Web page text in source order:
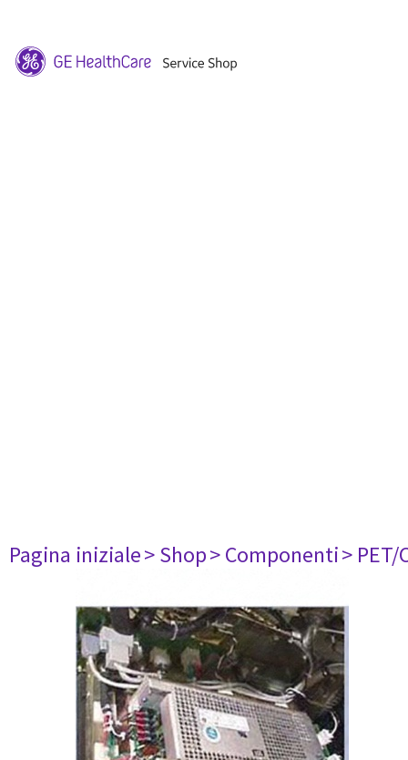
Pagina iniziale> Shop> Componenti> PET/